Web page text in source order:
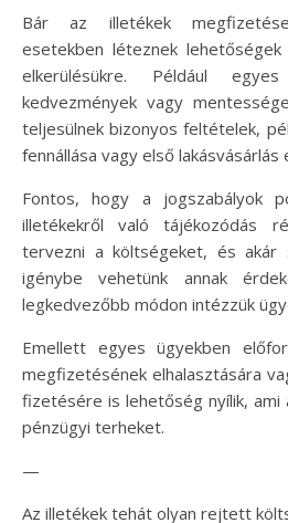
Bár az illetékek
esetekben léteznek
elkerülésükre. Például
kedvezmények vagy
teljesülnek bizonyos feltételek,
fennállása vagy első lakásvásárlás
Fontos, hogy a jogszabályok
illetékekről való tájékozódás
tervezni a költségeket, és akár
igénybe vehetünk annak
legkedvezőbb módon intézzük
Emellett egyes ügyekben
megfizetésének elhalasztására
fizetésére is lehetőség nyílik,
pénzügyi terheket.
—
Az illetékek tehát olyan rejtett